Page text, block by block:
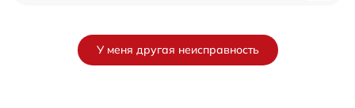
У меня другая неисправность